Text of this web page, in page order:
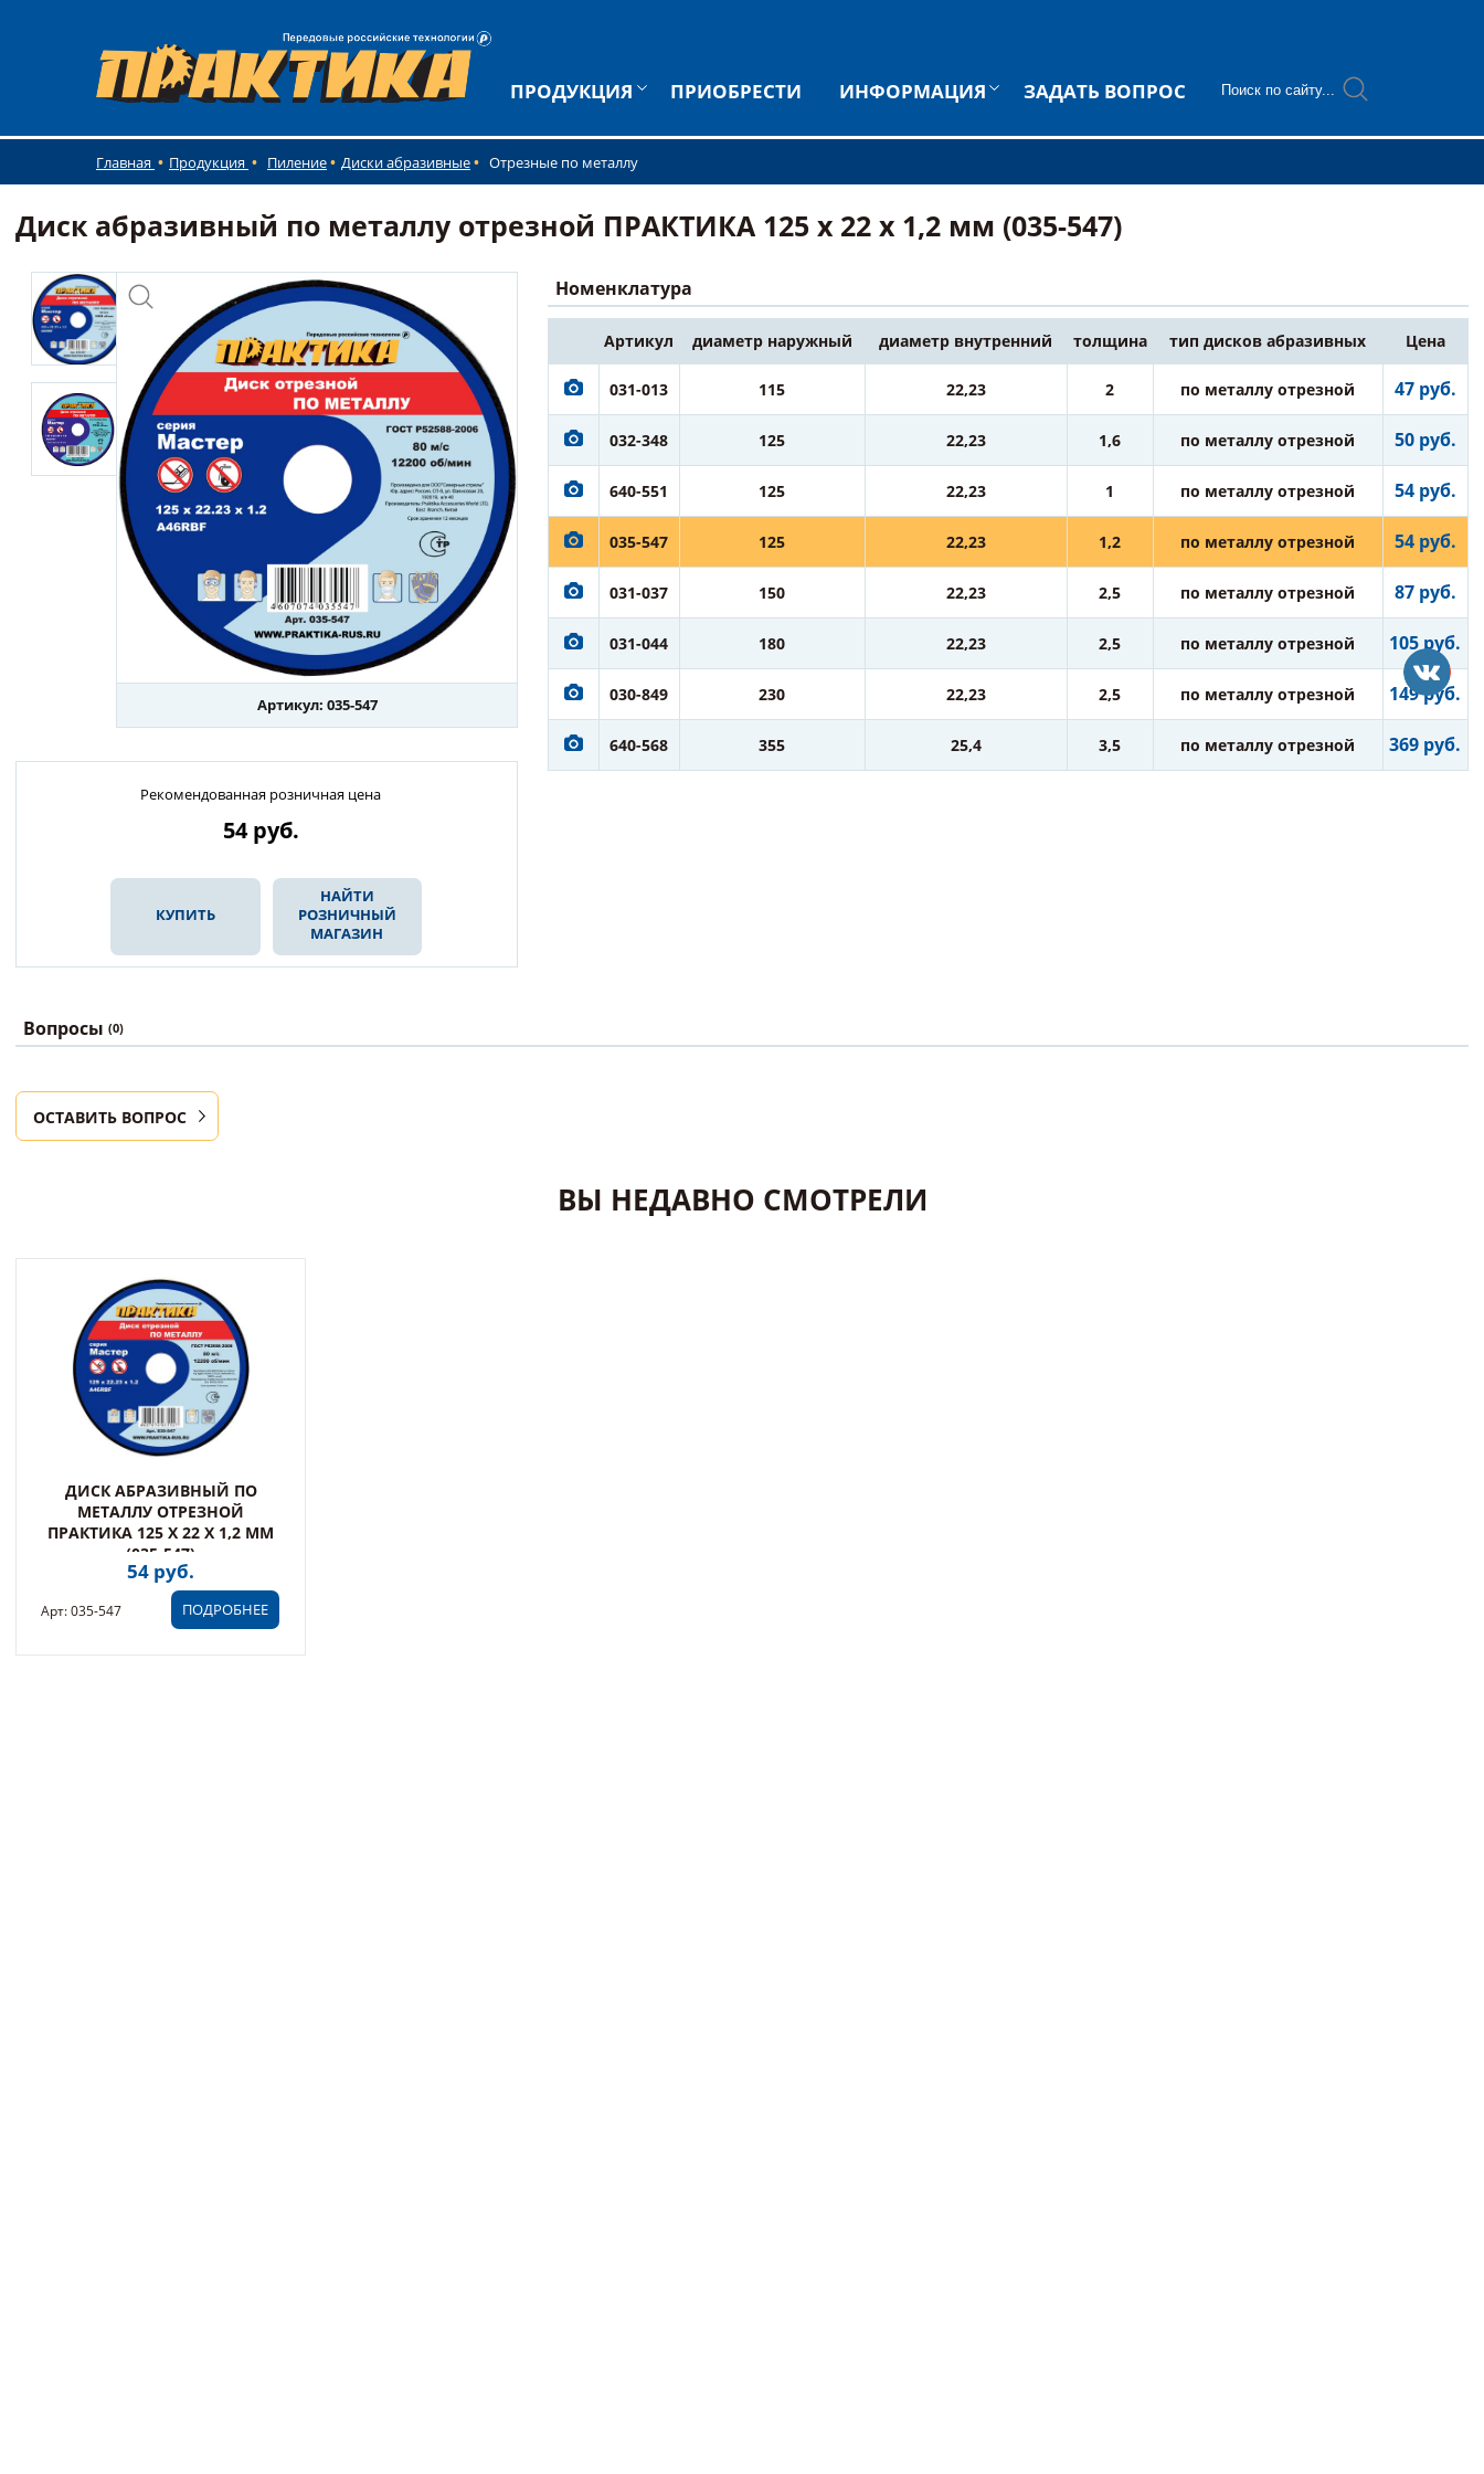
ПРОДУКЦИЯ ПРИОБРЕСТИ ИНФОРМАЦИЯ ЗАДАТЬ ВОПРОС
Главная Продукция Пиление Диски абразивные Отрезные по металлу
Диск абразивный по металлу отрезной ПРАКТИКА 125 х 22 х 1,2 мм (035-547)
Артикул: 035-547
Рекомендованная розничная цена
54руб.
КУПИТЬ
НАЙТИ
РОЗНИЧНЫЙ
МАГАЗИН
Номенклатура
Артикул диаметр наружный диаметр внутренний толщина тип дисков абразивных Цена
031-013 115 22,23 2 по металлу отрезной 47 руб.
032-348 125 22,23 1,6 по металлу отрезной 50 руб.
640-551 125 22,23 1 по металлу отрезной 54 руб.
035-547 125 22,23 1,2 по металлу отрезной 54 руб.
031-037 150 22,23 2,5 по металлу отрезной 87 руб.
031-044 180 22,23 2,5 по металлу отрезной 105 руб.
030-849 230 22,23 2,5 по металлу отрезной 149 руб.
640-568 355 25,4 3,5 по металлу отрезной 369 руб.
Вопросы (0)
ОСТАВИТЬ ВОПРОС
ВЫ НЕДАВНО СМОТРЕЛИ
ДИСК АБРАЗИВНЫЙ ПО
МЕТАЛЛУ ОТРЕЗНОЙ
ПРАКТИКА 125 Х 22 Х 1,2 ММ
(035-547)
54 руб.
ПОДРОБНЕЕ
Арт: 035-547